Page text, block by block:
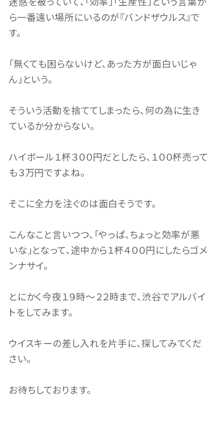
迷惑を被っていて、「効率」「生産性」という言葉か
ら一番遠い場所にいるのが『バンドザウルス』で
す。
「無くても困らないけど、あった方が面白いじゃ
ん」という。
そういう活動を捨ててしまったら、何の為に生き
ているか分からない。
ハイボール１杯３００円だとしたら、１００杯売って
も３万円ですよね。
そこに全力を注ぐのは面白そうです。
こんなこと言いつつ、「やっぱ、ちょっと効率が悪
いな」となって、途中から１杯４００円にしたらゴメ
ンナサイ。
とにかく今夜１９時〜２２時まで、渋谷でアルバイ
トをしてみます。
ウイスキーの差し入れを片手に、探してみてくだ
さい。
お待ちしております。